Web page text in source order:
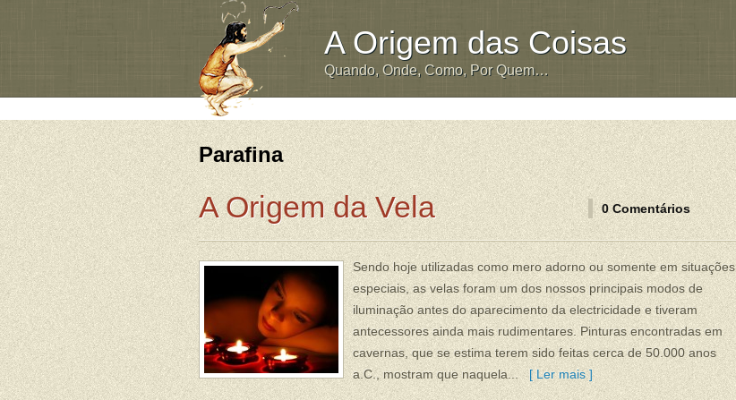
A Origem das Coisas
Quando, Onde, Como, Por Quem…
Parafina
A Origem da Vela 0 Comentários
Sendo hoje utilizadas como mero adorno ou somente em situações
especiais, as velas foram um dos nossos principais modos de
iluminação antes do aparecimento da electricidade e tiveram
antecessores ainda mais rudimentares. Pinturas encontradas em
cavernas, que se estima terem sido feitas cerca de 50.000 anos
a.C., mostram que naquela... [ Ler mais ]